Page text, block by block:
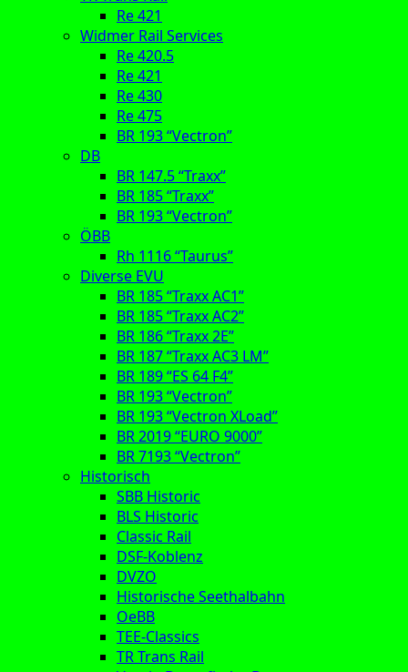
Re 421
Widmer Rail Services
Re 420.5
Re 421
Re 430
Re 475
BR 193 “Vectron”
DB
BR 147.5 “Traxx”
BR 185 “Traxx”
BR 193 “Vectron”
ÖBB
Rh 1116 “Taurus”
Diverse EVU
BR 185 “Traxx AC1”
BR 185 “Traxx AC2”
BR 186 “Traxx 2E”
BR 187 “Traxx AC3 LM”
BR 189 “ES 64 F4”
BR 193 “Vectron”
BR 193 “Vectron XLoad”
BR 2019 “EURO 9000”
BR 7193 “Vectron”
Historisch
SBB Historic
BLS Historic
Classic Rail
DSF-Koblenz
DVZO
Historische Seethalbahn
OeBB
TEE-Classics
TR Trans Rail